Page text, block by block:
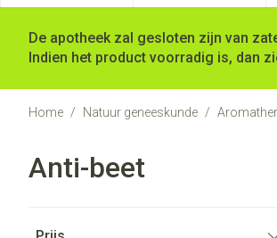
De apotheek zal gesloten zijn van
Indien het product voorradig is, dan
Home / Natuur geneeskunde /
Anti-beet